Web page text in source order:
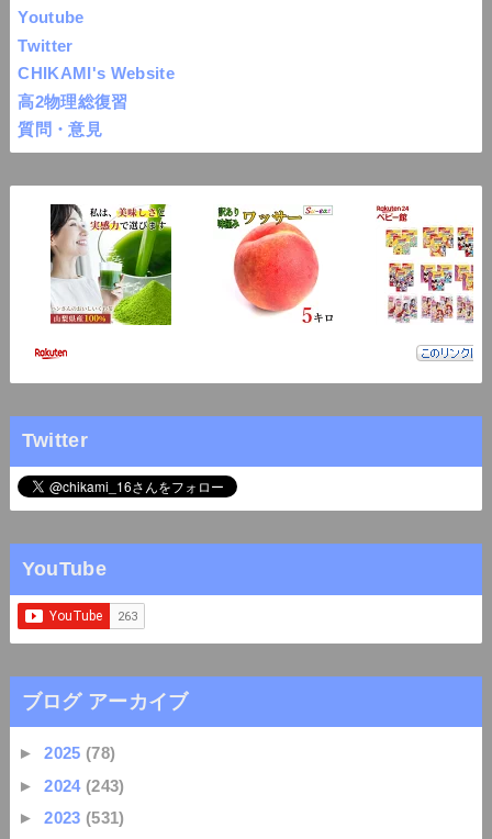
Youtube
Twitter
CHIKAMI's Website
高2物理総復習
質問・意見
Twitter
YouTube
ブログ アーカイブ
►2025 (78)
►2024 (243)
►2023 (531)